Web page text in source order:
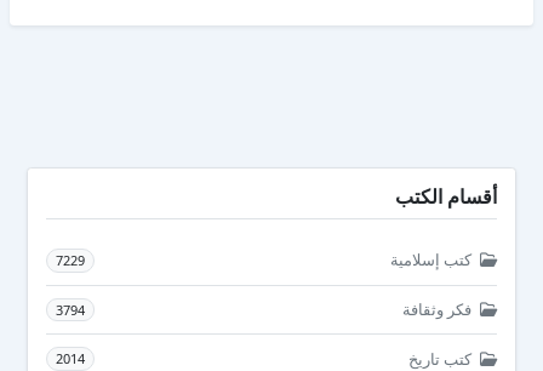
أقسام الكتب
كتب إسلامية 7229
فكر وثقافة 3794
كتب تاريخ 2014